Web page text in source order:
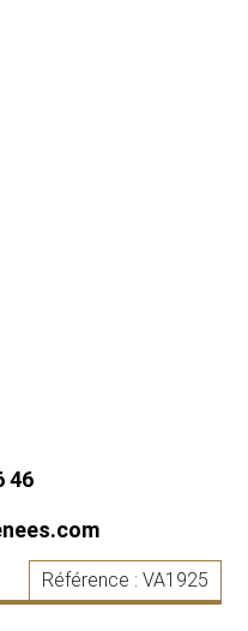
46
Référence : VA1925